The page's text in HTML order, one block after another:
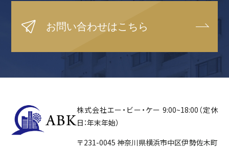
お問い合わせはこちら
株式会社エー・ビー・ケー 9:00~18:00（定休
日：年末年始）
〒231-0045 神奈川県横浜市中区伊勢佐木町